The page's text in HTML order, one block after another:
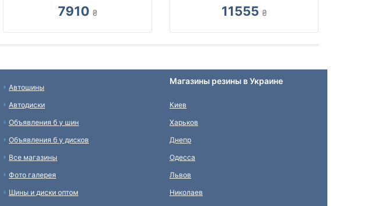
7910 ₴ 11555 ₴
Автошины
Автодиски
Объявления б у шин
Объявления б у дисков
Все магазины
Фото галерея
Шины и диски оптом
Магазины резины в Украине
Киев
Харьков
Днепр
Одесса
Львов
Николаев